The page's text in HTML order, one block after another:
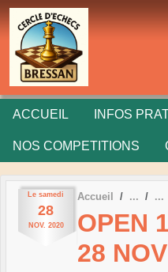
ACCUEIL INFOS
NOS COMPETITIONS
Le samedi
28
NOV. 2020
Accueil
OPEN
28 NOV
Panneau de gestion des